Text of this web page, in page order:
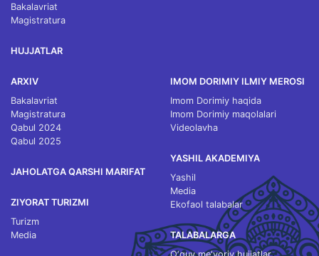
Bakalavriat
Magistratura
HUJJATLAR
ARXIV
Bakalavriat
Magistratura
Qabul 2024
Qabul 2025
JAHOLATGA QARSHI MARIFAT
ZIYORAT TURIZMI
Turizm
Media
IMOM DORIMIY ILMIY MEROSI
Imom Dorimiy haqida
Imom Dorimiy maqolalari
Videolavha
YASHIL AKADEMIYA
Yashil
Media
Ekofaol talabalar
TALABALARGA